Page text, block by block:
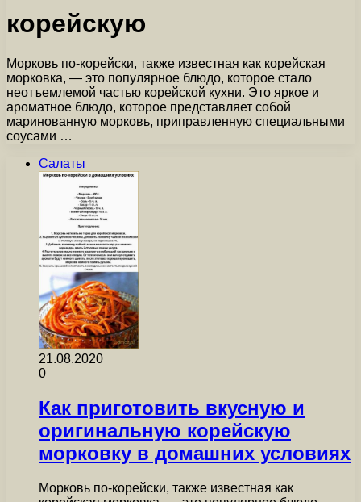
корейскую
Морковь по-корейски, также известная как корейская
морковка, — это популярное блюдо, которое стало
неотъемлемой частью корейской кухни. Это яркое и
ароматное блюдо, которое представляет собой
маринованную морковь, приправленную специальными
соусами …
Салаты
21.08.2020
0
Как приготовить вкусную и
оригинальную корейскую
морковку в домашних условиях
Морковь по-корейски, также известная как